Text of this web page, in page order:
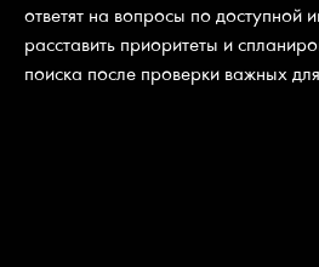
ответят на вопросы по доступной
расставить приоритеты и
поиска после проверки важных